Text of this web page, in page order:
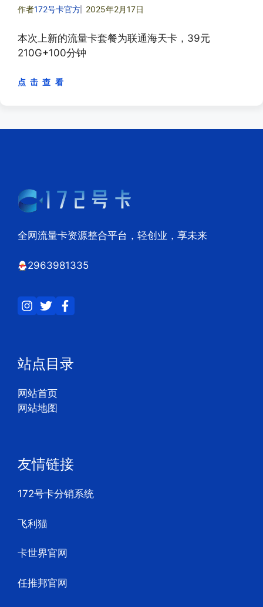
作者172号卡官方 2025年2月17日
本次上新的流量卡套餐为联通海天卡，39元
210G+100分钟
点 击 查 看
全网流量卡资源整合平台，轻创业，享未来
2963981335
站点目录
网站首页
网站地图
友情链接
172号卡分销系统
飞利猫
卡世界官网
任推邦官网